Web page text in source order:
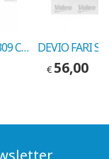
LEVA TERGI PEUGEOT 309 COD.MARELLI 33584001
€ 56,00